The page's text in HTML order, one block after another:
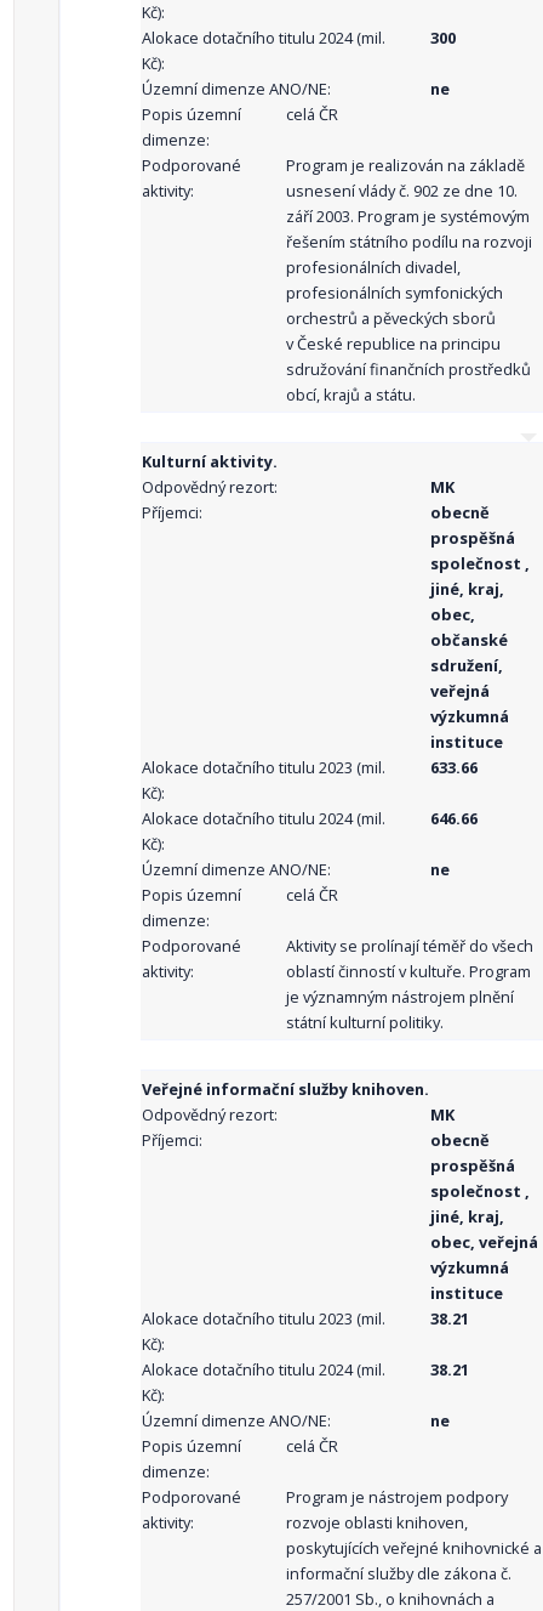
Kč):
Alokace dotačního titulu 2024 (mil.
Kč):
300
Územní dimenze ANO/NE:
ne
Popis územní
dimenze:
celá ČR
Podporované
aktivity:
Program je realizován na základě
usnesení vlády č. 902 ze dne 10.
září 2003. Program je systémovým
řešením státního podílu na rozvoji
profesionálních divadel,
profesionálních symfonických
orchestrů a pěveckých sborů
v České republice na principu
sdružování finančních prostředků
obcí, krajů a státu.
Kulturní aktivity.
Odpovědný rezort:
MK
Příjemci:
obecně
prospěšná
společnost ,
jiné, kraj,
obec,
občanské
sdružení,
veřejná
výzkumná
instituce
Alokace dotačního titulu 2023 (mil.
Kč):
633.66
Alokace dotačního titulu 2024 (mil.
Kč):
646.66
Územní dimenze ANO/NE:
ne
Popis územní
dimenze:
celá ČR
Podporované
aktivity:
Aktivity se prolínají téměř do všech
oblastí činností v kultuře. Program
je významným nástrojem plnění
státní kulturní politiky.
Veřejné informační služby knihoven.
Odpovědný rezort:
MK
Příjemci:
obecně
prospěšná
společnost ,
jiné, kraj,
obec, veřejná
výzkumná
instituce
Alokace dotačního titulu 2023 (mil.
Kč):
38.21
Alokace dotačního titulu 2024 (mil.
Kč):
38.21
Územní dimenze ANO/NE:
ne
Popis územní
dimenze:
celá ČR
Podporované
aktivity:
Program je nástrojem podpory
rozvoje oblasti knihoven,
poskytujících veřejné knihovnické a
informační služby dle zákona č.
257/2001 Sb., o knihovnách a